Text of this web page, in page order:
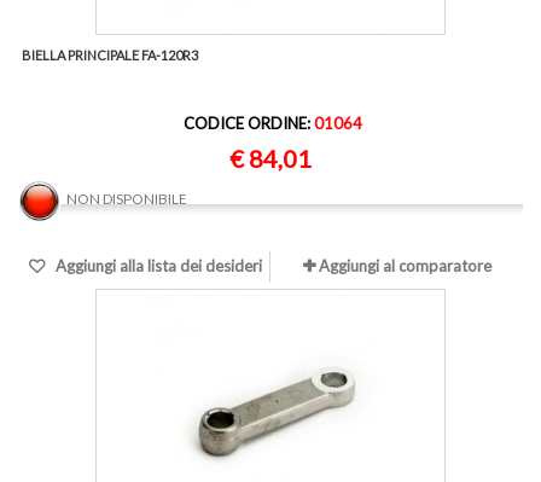
BIELLA PRINCIPALE FA-120R3
CODICE ORDINE:01064
€ 84,01
NON DISPONIBILE
Aggiungi alla lista dei desideri Aggiungi al comparatore